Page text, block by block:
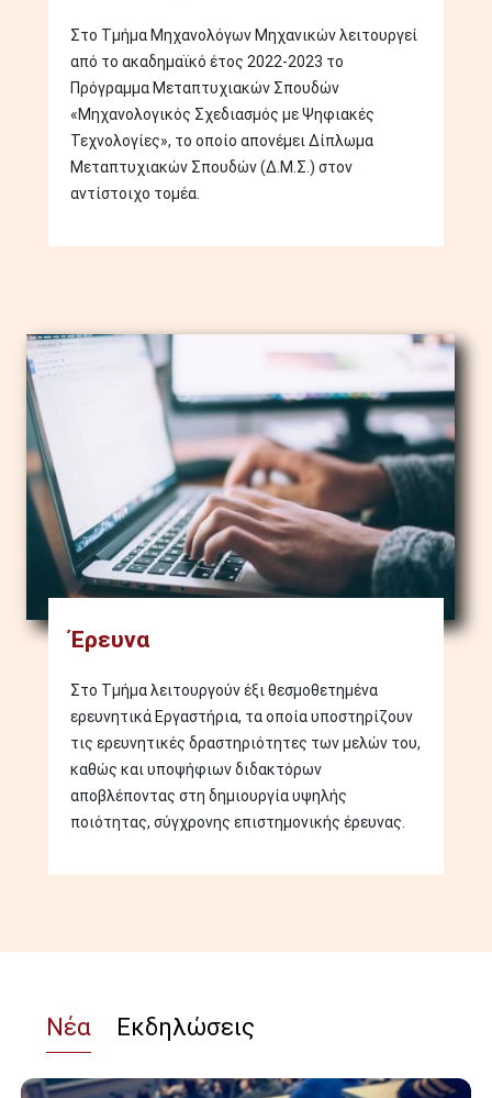
Στο Τμήμα Μηχανολόγων Μηχανικών λειτουργεί
από το ακαδημαϊκό έτος 2022-2023 το
Πρόγραμμα Μεταπτυχιακών Σπουδών
«Μηχανολογικός Σχεδιασμός με Ψηφιακές
Τεχνολογίες», το οποίο απονέμει Δίπλωμα
Μεταπτυχιακών Σπουδών (Δ.Μ.Σ.) στον
αντίστοιχο τομέα.
Image
Έρευνα
Στο Τμήμα λειτουργούν έξι θεσμοθετημένα
ερευνητικά Εργαστήρια, τα οποία υποστηρίζουν
τις ερευνητικές δραστηριότητες των μελών του,
καθώς και υποψήφιων διδακτόρων
αποβλέποντας στη δημιουργία υψηλής
ποιότητας, σύγχρονης επιστημονικής έρευνας.
Νέα Εκδηλώσεις